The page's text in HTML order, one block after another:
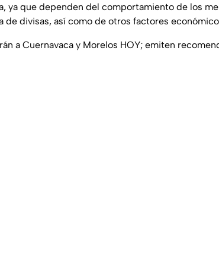
ya que dependen del comportamiento de los
de divisas, así como de otros factores
a Cuernavaca y Morelos HOY; emiten